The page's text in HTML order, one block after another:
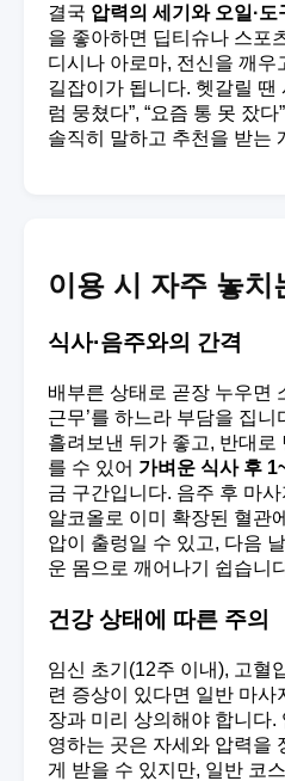
결국 압력의 세기와 오일·도
을 좋아하면 딥티슈나 스포
디시나 아로마, 전신을 깨
길잡이가 됩니다. 헷갈릴 땐
럼 뭉쳤다”, “요즘 통 못 잤
솔직히 말하고 추천을 받는
이용 시 자주 놓치
식사·음주와의 간격
배부른 상태로 곧장 누우면
근무’를 하느라 부담을 집
흘려보낸 뒤가 좋고, 반대로
를 수 있어 가벼운 식사 후
금 구간입니다. 음주 후 마
알코올로 이미 확장된 혈관
압이 출렁일 수 있고, 다음
운 몸으로 깨어나기 쉽습니
건강 상태에 따른 주의
임신 초기(12주 이내), 고혈
련 증상이 있다면 일반 마사
장과 미리 상의해야 합니다.
영하는 곳은 자세와 압력을
게 받을 수 있지만, 일반 코